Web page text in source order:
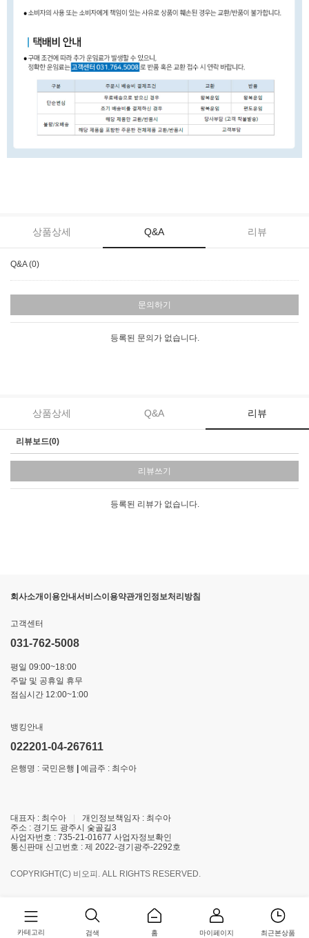
카테고리 검색 홈 마이페이지 최근본상품
상품상세 Q&A 리뷰
Q&A (0)
문의하기
등록된 문의가 없습니다.
상품상세 Q&A 리뷰
리뷰보드(0)
리뷰쓰기
등록된 리뷰가 없습니다.
회사소개이용안내서비스이용약관개인정보처리방침
고객센터
031-762-5008
평일 09:00~18:00
주말 및 공휴일 휴무
점심시간 12:00~1:00
뱅킹안내
022201-04-267611
은행명 : 국민은행 | 예금주 : 최수아
대표자 : 최수아 |
개인정보책임자 : 최수아
주소 : 경기도 광주시 숯골길3
사업자번호 : 735-21-01677 사업자정보확인
통신판매 신고번호 : 제 2022-경기광주-2292호
COPYRIGHT(C) 비오피. ALL RIGHTS RESERVED.